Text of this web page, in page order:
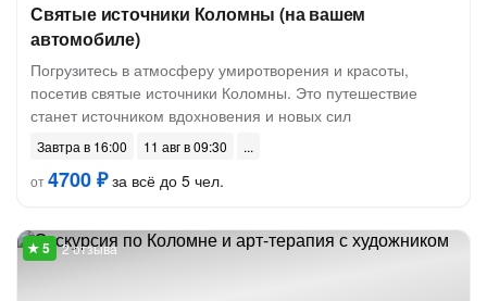
Святые источники Коломны (на вашем
автомобиле)
Погрузитесь в атмосферу умиротворения и красоты,
посетив святые источники Коломны. Это путешествие
станет источником вдохновения и новых сил
Завтра в 16:00
11 авг в 09:30
от4700 ₽за всё до 5 чел.
2 отзыва